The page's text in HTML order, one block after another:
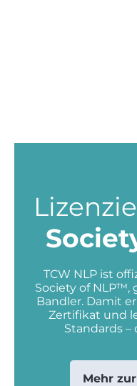
TCW NLP ist
Society of NLP™,
Bandler. Damit
Zertifikat und
Standards –
Mehr